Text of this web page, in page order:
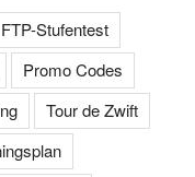
FTP-Stufentest
Promo Codes
Tour de Zwift